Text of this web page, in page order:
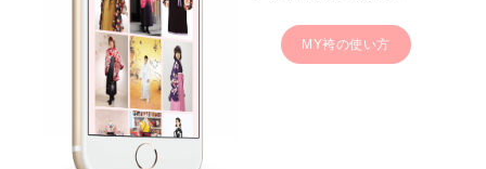
MY袴の使い方